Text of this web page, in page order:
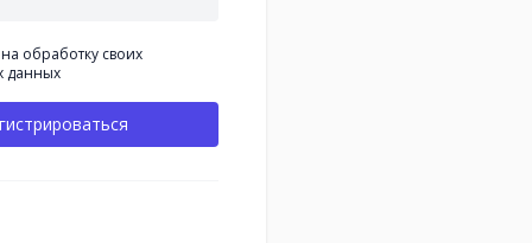
обработку своих
данных